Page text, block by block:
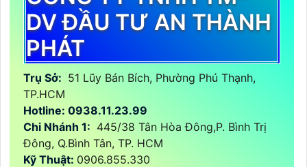
DV ĐẦU TƯ AN THÀNH
PHÁT
Trụ Sở: 51 Lũy Bán Bích, Phường Phú Thạnh,
TP.HCM
Hotline: 0938.11.23.99
Chi Nhánh 1: 445/38 Tân Hòa Đông,P. Bình Trị
Đông, Q.Bình Tân, TP. HCM
Kỹ Thuật: 0906.855.330